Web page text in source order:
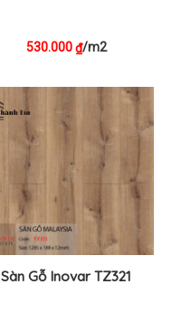
530.000₫/m2
Sàn Gỗ Inovar TZ321